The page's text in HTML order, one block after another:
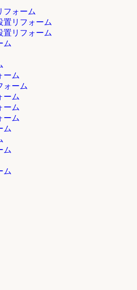
フォーム
置リフォーム
置リフォーム
ム
ーム
ォーム
ーム
ーム
ーム
ム
ム
ム